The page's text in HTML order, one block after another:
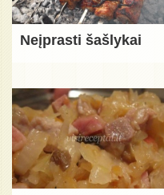
Neįprasti šašlykai